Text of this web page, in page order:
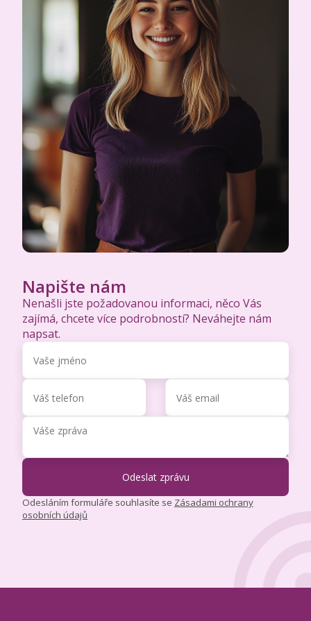
Napište nám
Nenašli jste požadovanou informaci, něco Vás
zajímá, chcete více podrobností? Neváhejte nám
napsat.
Odesláním formuláře souhlasíte se Zásadami ochrany
osobních údajů